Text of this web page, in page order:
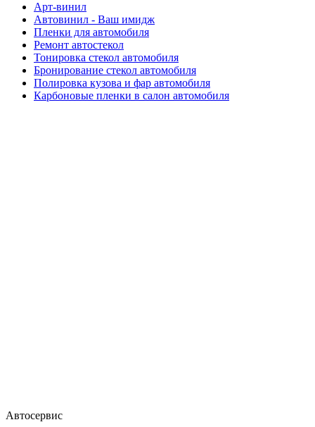
Арт-винил
Автовинил - Ваш имидж
Пленки для автомобиля
Ремонт автостекол
Тонировка стекол автомобиля
Бронирование стекол автомобиля
Полировка кузова и фар автомобиля
Карбоновые пленки в салон автомобиля
Автосервис